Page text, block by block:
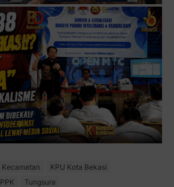
Kecamatan
KPU Kota Bekasi
PPK Tungsura